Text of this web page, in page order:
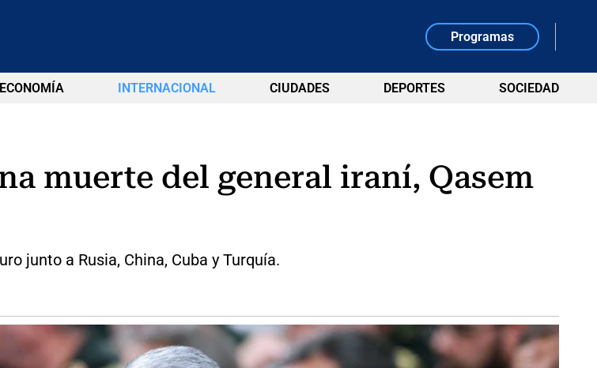
Programas
ECONOMÍA INTERNACIONAL CIUDADES DEPORTES SOCIEDAD
muerte del general iraní, Qasem
junto a Rusia, China, Cuba y Turquía.